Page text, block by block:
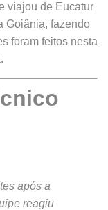
viajou de Eucatur
Goiânia, fazendo
foram feitos nesta
após a
reagiu